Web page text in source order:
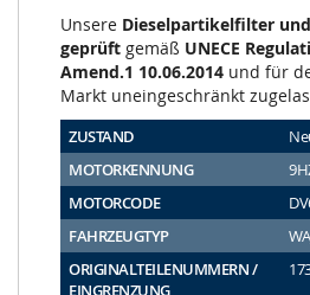
Unsere Dieselpartikelfilter
geprüft gemäß UNECE
Amend.1 10.06.2014 und für
Markt uneingeschränkt
ZUSTAND
MOTORKENNUNG
MOTORCODE
FAHRZEUGTYP
ORIGINALTEILENUMMERN /
EINGRENZUNG